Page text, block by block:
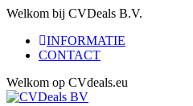
Welkom bij CVDeals B.V.
INFORMATIE
CONTACT
Welkom op CVdeals.eu